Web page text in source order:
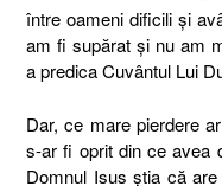
între oameni dificili și
am fi supărat și nu am
a predica Cuvântul Lui
Dar, ce mare pierdere
s-ar fi oprit din ce avea
Domnul Isus știa că